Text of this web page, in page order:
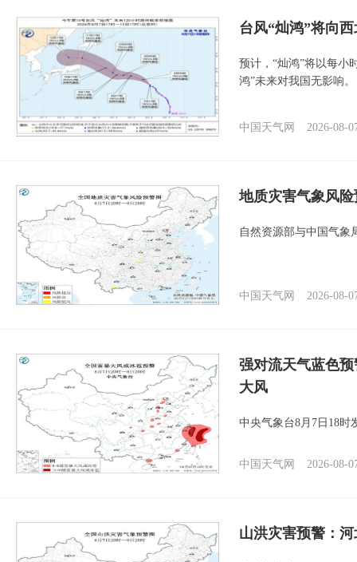
台风“灿鸿”将向
预计，“灿鸿”将以每小
鸿”未来对我国无影响。
中国天气网 2026-08-
地质灾害气象风
自然资源部与中国气象
中国天气网 2026-08-
强对流天气蓝色
大风
中央气象台8月7日18时
中国天气网 2026-08-
山洪灾害预警：